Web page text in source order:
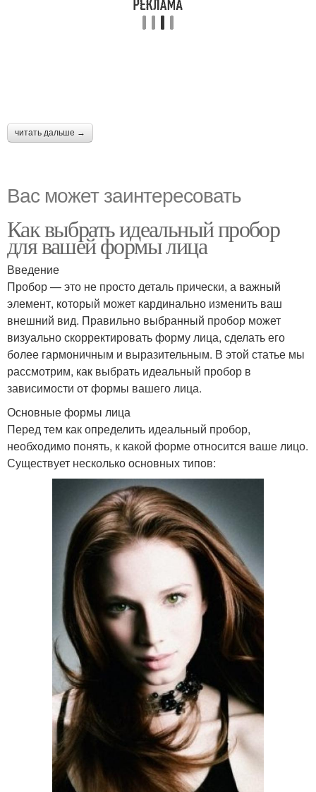
читать дальше →
Вас может заинтересовать
Как выбрать идеальный пробор
для вашей формы лица
Введение
Пробор — это не просто деталь прически, а важный
элемент, который может кардинально изменить ваш
внешний вид. Правильно выбранный пробор может
визуально скорректировать форму лица, сделать его
более гармоничным и выразительным. В этой статье мы
рассмотрим, как выбрать идеальный пробор в
зависимости от формы вашего лица.
Основные формы лица
Перед тем как определить идеальный пробор,
необходимо понять, к какой форме относится ваше лицо.
Существует несколько основных типов: